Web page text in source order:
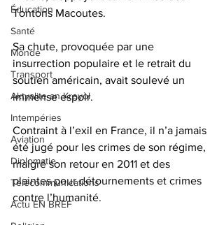
Éducation
Santé
Monde
Transport
Aktyalite an Kreyòl
Intempéries
Aviation
Diplomatie
Télécommunications
Actu EN BREF
Tontons Macoutes.
Sa chute, provoquée par une
insurrection populaire et le retrait du
soutien américain, avait soulevé un
immense espoir.
Contraint à l’exil en France, il n’a jamais
été jugé pour les crimes de son régime,
malgré son retour en 2011 et des
plaintes pour détournements et crimes
contre l’humanité.